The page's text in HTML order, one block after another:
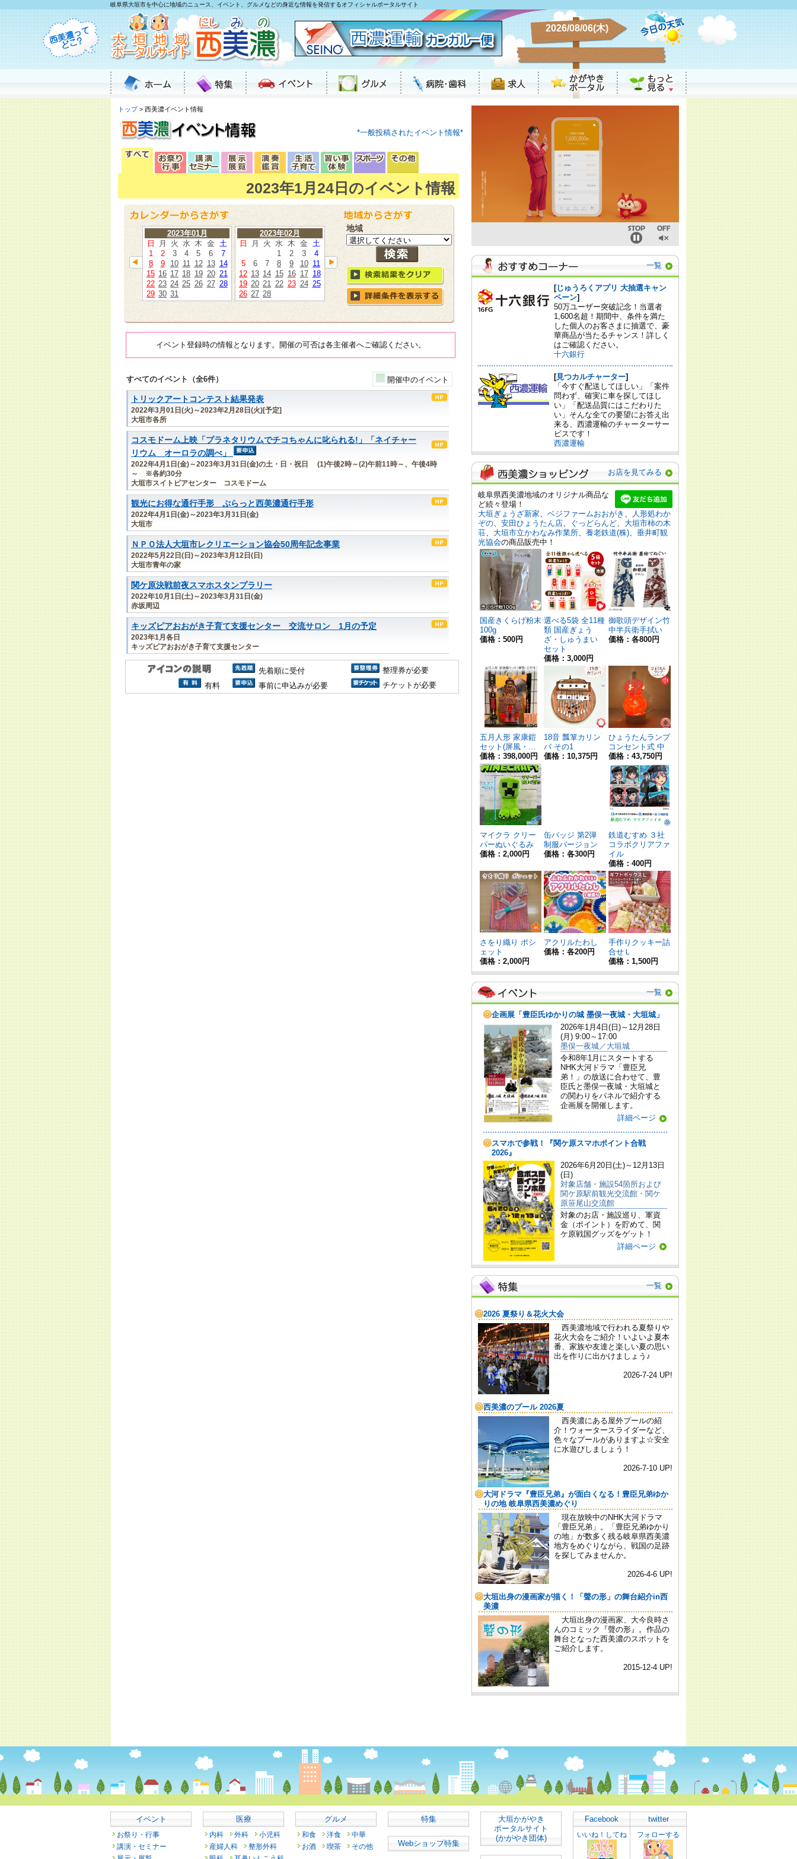
岐阜県大垣市を中心に地域のニュース、イベント、グルメなどの身近な情報を発信するオフィシャルポータルサイト
2026/08/06(木)
トップ> 西美濃イベント情報
*一般投稿されたイベント情報*
2023年1月24日のイベント情報
2023年01月
日
月 火 水 木 金 土
1
2 3 4 5 6
7
8
9 10 11 12 13 14
15 16 17 18 19 20 21
22 23 24 25 26 27 28
29 30 31
2023年02月
日
月 火 水 木 金 土
1
2 3
4
5
6 7 8 9 10 11
12 13 14 15 16 17 18
19 20 21 22 23 24 25
26 27 28
地域
イベント登録時の情報となります。開催の可否は各主催者へご確認ください。
すべてのイベント（全6件） 開催中のイベント
トリックアートコンテスト結果発表
2022年3月01日(火)～2023年2月28日(火)[予定]
大垣市各所
コスモドーム上映「プラネタリウムでチコちゃんに叱られる!」「ネイチャー
リウム オーロラの調べ」
2022年4月1日(金)～2023年3月31日(金)の土・日・祝日 (1)午後2時～(2)午前11時～、午後4時
～ ※各約30分
大垣市スイトピアセンター コスモドーム
観光にお得な通行手形 ぷらっと西美濃通行手形
2022年4月1日(金)～2023年3月31日(金)
大垣市
ＮＰＯ法人大垣市レクリエーション協会50周年記念事業
2022年5月22日(日)～2023年3月12日(日)
大垣市青年の家
関ケ原決戦前夜スマホスタンプラリー
2022年10月1日(土)～2023年3月31日(金)
赤坂周辺
キッズピアおおがき子育て支援センター 交流サロン 1月の予定
2023年1月各日
キッズピアおおがき子育て支援センター
先着順に受付
整理券が必要
有料
事前に申込みが必要 チケットが必要
イベント
お祭り・行事
講演・セミナー
医療
内科 外科
小児科
産婦人科
整形外科
グルメ
和食 洋食
中華
お酒
喫茶 その他
特集
Webショップ特集
大垣かがやき
ポータルサイト
(かがやき団体)
Facebook
いいね！してね
twitter
フォローする